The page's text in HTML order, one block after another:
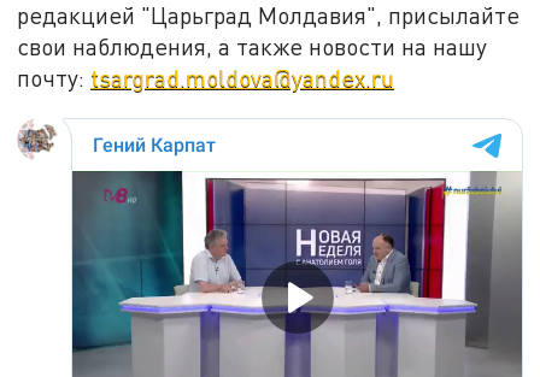
редакцией "Царьград Молдавия", присылайте
свои наблюдения, а также новости на нашу
почту: tsargrad.moldova@yandex.ru